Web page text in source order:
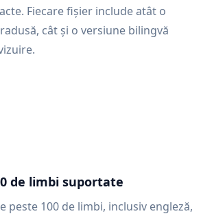
Fiecare fișier include atât o
cât și o versiune bilingvă
de limbi suportate
peste 100 de limbi, inclusiv engleză,